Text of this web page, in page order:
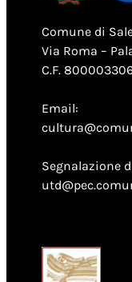
Comune di
Via Roma –
C.F.
Email:
Segnalazione